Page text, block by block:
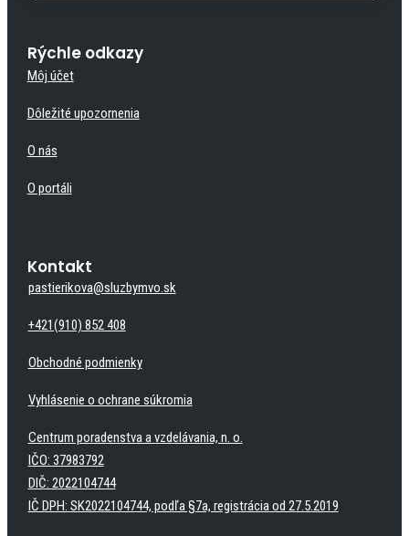
Rýchle odkazy
Môj účet
Dôležité upozornenia
O nás
O portáli
Kontakt
pastierikova@sluzbymvo.sk
+421(910) 852 408
Obchodné podmienky
Vyhlásenie o ochrane súkromia
Centrum poradenstva a vzdelávania, n. o.
IČO: 37983792
DIČ: 2022104744
IČ DPH: SK2022104744, podľa §7a, registrácia od 27.5.2019